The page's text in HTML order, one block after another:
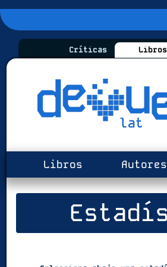
Críticas Libros
Libros Autores